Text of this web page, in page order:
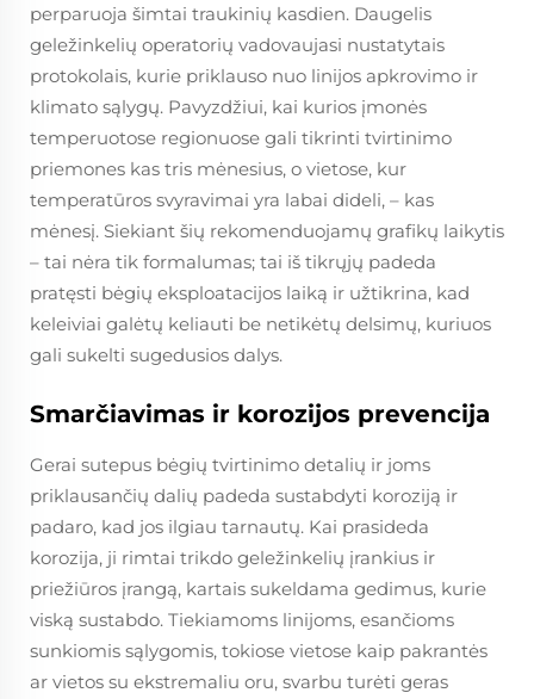
perparuoja šimtai traukinių kasdien. Daugelis
geležinkelių operatorių vadovaujasi nustatytais
protokolais, kurie priklauso nuo linijos apkrovimo ir
klimato sąlygų. Pavyzdžiui, kai kurios įmonės
temperuotose regionuose gali tikrinti tvirtinimo
priemones kas tris mėnesius, o vietose, kur
temperatūros svyravimai yra labai dideli, – kas
mėnesį. Siekiant šių rekomenduojamų grafikų laikytis
– tai nėra tik formalumas; tai iš tikrųjų padeda
pratęsti bėgių eksploatacijos laiką ir užtikrina, kad
keleiviai galėtų keliauti be netikėtų delsimų, kuriuos
gali sukelti sugedusios dalys.
Smarčiavimas ir korozijos prevencija
Gerai sutepus bėgių tvirtinimo detalių ir joms
priklausančių dalių padeda sustabdyti koroziją ir
padaro, kad jos ilgiau tarnautų. Kai prasideda
korozija, ji rimtai trikdo geležinkelių įrankius ir
priežiūros įrangą, kartais sukeldama gedimus, kurie
viską sustabdo. Tiekiamoms linijoms, esančioms
sunkiomis sąlygomis, tokiose vietose kaip pakrantės
ar vietos su ekstremaliu oru, svarbu turėti geras